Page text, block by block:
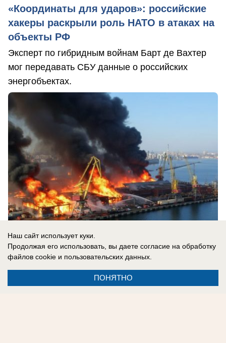
«Координаты для ударов»: российские
хакеры раскрыли роль НАТО в атаках на
объекты РФ
Эксперт по гибридным войнам Барт де Вахтер
мог передавать СБУ данные о российских
энергобъектах.
07.08.2026
Наш сайт использует куки.
Продолжая его использовать, вы даете согласие на обработку
файлов cookie и пользовательских данных.
ПОНЯТНО